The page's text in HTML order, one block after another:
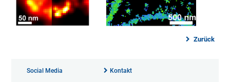
Zurück
Social Media Kontakt